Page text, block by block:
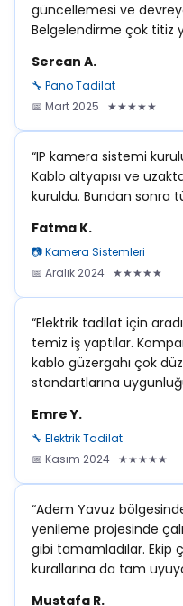
güncellemesi ve
Belgelendirme çok titiz
Sercan A.
🔧 Pano Tadilat
📅 Mart 2025 ★★★★★
“IP kamera sistemi
Kablo altyapısı ve
kuruldu. Bundan sonra
Fatma K.
📷 Kamera Sistemleri
📅 Aralık 2024 ★★★★★
“Elektrik tadilat için
temiz iş yaptılar.
kablo güzergahı çok
standartlarına
Emre Y.
🔧 Elektrik Tadilat
📅 Kasım 2024 ★★★★★
“Adem Yavuz
yenileme projesinde
gibi tamamladılar. Ekip
kurallarına da tam
Mustafa R.